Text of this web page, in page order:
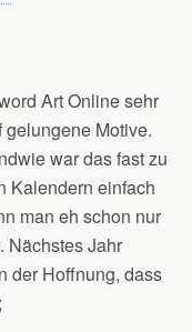
Art Online sehr
Motive.
war das fast zu
Kalendern einfach
man eh schon nur
Nächstes Jahr
der Hoffnung, dass